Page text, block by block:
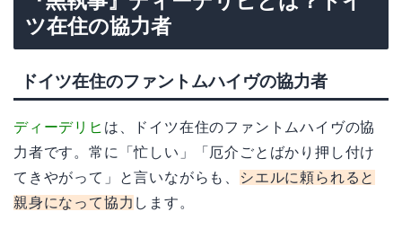
ツ在住の協力者
ドイツ在住のファントムハイヴの協力者
ディーデリヒ は、ドイツ在住のファントムハイヴの協
力者です。常に「忙しい」「厄介ごとばかり押し付け
てきやがって」と言いながらも、
シエルに頼られると
親身になって協力 します。